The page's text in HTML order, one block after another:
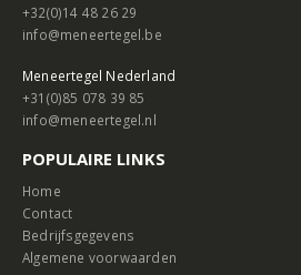
+32(0)14 48 26 29
info@meneertegel.be
Meneertegel Nederland
+31(0)85 078 39 85
info@meneertegel.nl
POPULAIRE LINKS
Home
Contact
Bedrijfsgegevens
Algemene voorwaarden